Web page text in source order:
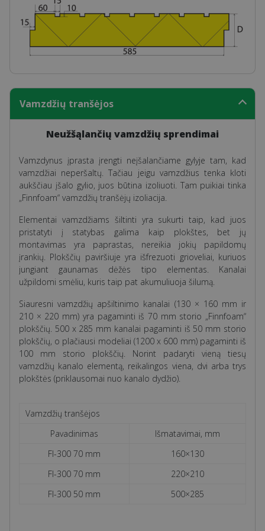
Vamzdžių tranšėjos
Neužšąlančių vamzdžių sprendimai
Vamzdynus įprasta įrengti neįšalančiame gylyje tam, kad
vamzdžiai neperšaltų. Tačiau jeigu vamzdžius tenka kloti
aukščiau įšalo gylio, juos būtina izoliuoti. Tam puikiai tinka
„Finnfoam“ vamzdžių tranšėjų izoliacija.
Elementai vamzdžiams šiltinti yra sukurti taip, kad juos
pristatyti į statybas galima kaip plokštes, bet jų
montavimas yra paprastas, nereikia jokių papildomų
įrankių. Plokščių paviršiuje yra išfrezuoti grioveliai, kuriuos
jungiant gaunamas dėžės tipo elementas. Kanalai
užpildomi smėliu, kuris taip pat akumuliuoja šilumą.
Siauresni vamzdžių apšiltinimo kanalai (130 × 160 mm ir
210 × 220 mm) yra pagaminti iš 70 mm storio „Finnfoam“
plokščių. 500 x 285 mm kanalai pagaminti iš 50 mm storio
plokščių, o plačiausi modeliai (1200 x 600 mm) pagaminti iš
100 mm storio plokščių. Norint padaryti vieną tiesų
vamzdžių kanalo elementą, reikalingos viena, dvi arba trys
plokštės (priklausomai nuo kanalo dydžio).
Vamzdžių tranšėjos
Pavadinimas
Išmatavimai, mm
FI-300 70 mm
160×130
FI-300 70 mm
220×210
FI-300 50 mm 500×285